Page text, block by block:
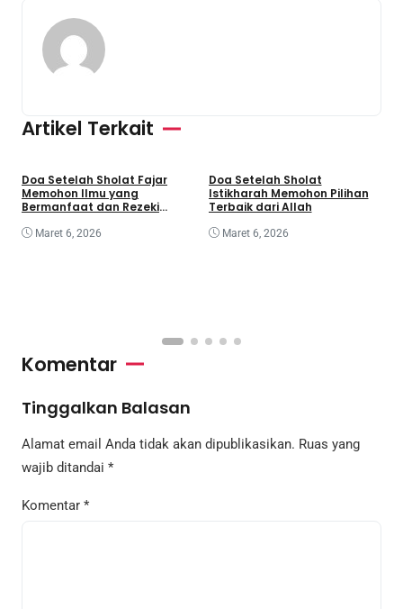
Artikel Terkait
Doa Setelah Sholat Fajar
Memohon Ilmu yang
Bermanfaat dan Rezeki
Maret 6, 2026
Doa Setelah Sholat
Istikharah Memohon Pilihan
Terbaik dari Allah
Maret 6, 2026
Komentar
Tinggalkan Balasan
Alamat email Anda tidak akan dipublikasikan. Ruas yang
wajib ditandai *
Komentar *